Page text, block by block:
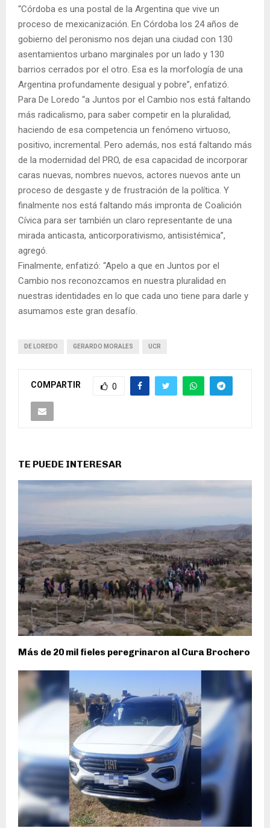
“Córdoba es una postal de la Argentina que vive un
proceso de mexicanización. En Córdoba los 24 años de
gobierno del peronismo nos dejan una ciudad con 130
asentamientos urbano marginales por un lado y 130
barrios cerrados por el otro. Esa es la morfología de una
Argentina profundamente desigual y pobre”, enfatizó.
Para De Loredo “a Juntos por el Cambio nos está faltando
más radicalismo, para saber competir en la pluralidad,
haciendo de esa competencia un fenómeno virtuoso,
positivo, incremental. Pero además, nos está faltando más
de la modernidad del PRO, de esa capacidad de incorporar
caras nuevas, nombres nuevos, actores nuevos ante un
proceso de desgaste y de frustración de la política. Y
finalmente nos está faltando más impronta de Coalición
Cívica para ser también un claro representante de una
mirada anticasta, anticorporativismo, antisistémica”,
agregó.
Finalmente, enfatizó: “Apelo a que en Juntos por el
Cambio nos reconozcamos en nuestra pluralidad en
nuestras identidades en lo que cada uno tiene para darle y
asumamos este gran desafío.
DE LOREDO GERARDO MORALES UCR
COMPARTIR 0
TE PUEDE INTERESAR
Más de 20 mil fieles peregrinaron al Cura Brochero